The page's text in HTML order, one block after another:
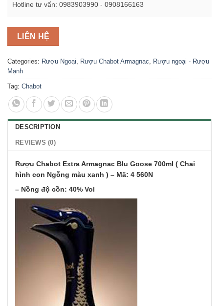
Hotline tư vấn: 0983903990 - 0908166163
LIÊN HỆ
Categories: Rượu Ngoại Rượu Chabot Armagnac
Rượu ngoại - Rượu
Mạnh
Tag: Chabot
DESCRIPTION
REVIEWS (0)
Rượu Chabot Extra Armagnac Blu Goose 700ml ( Chai
hình con Ngỗng màu xanh ) – Mã: 4 560N
– Nồng độ cồn: 40% Vol